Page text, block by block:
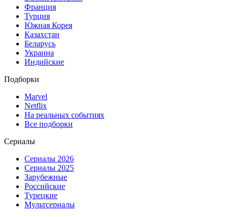
Франция
Турция
Южная Корея
Казахстан
Беларусь
Украина
Индийские
Подборки
Marvel
Netflix
На реальных событиях
Все подборки
Сериалы
Сериалы 2026
Сериалы 2025
Зарубежные
Российские
Турецкие
Мультсериалы